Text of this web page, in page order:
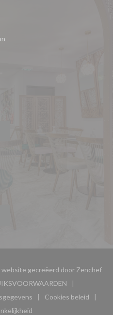
gecreëerd door Zenchef
venster))((opent in een nieuw
in een nieuw venster))
Cookies beleid
((opent in